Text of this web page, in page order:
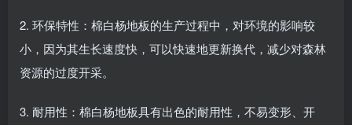
2. 环保特性：棉白杨地板的生产过程中，对环境的影响较
小，因为其生长速度快，可以快速地更新换代，减少对森林
资源的过度开采。
3. 耐用性：棉白杨地板具有出色的耐用性，不易变形、开